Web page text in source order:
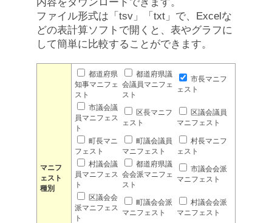
ファイル形式は「tsv」「txt」で、Excelな
どの表計算ソフトで開くと、表やグラフに
して簡単に比較することができます。
マニフ
ェスト
種別
都道府県
知事マニフェ
スト
都道府県議
会議員マニフェ
スト
市長マニフ
ェスト
市議会議
員マニフェス
ト
区長マニフ
ェスト
区議会議員
マニフェスト
町長マニ
フェスト
町議会議員
マニフェスト
村長マニフ
ェスト
村議会議
員マニフェス
ト
都道府県議
会会派マニフェ
スト
市議会会派
マニフェスト
区議会会
派マニフェス
ト
町議会会派
マニフェスト
村議会会派
マニフェスト